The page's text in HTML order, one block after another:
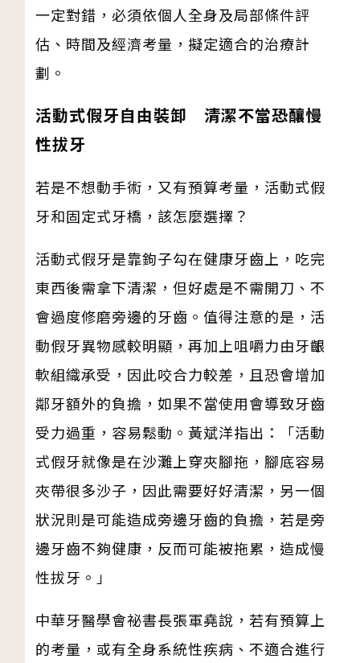
一定對錯，必須依個人全身及局部條件評
估、時間及經濟考量，擬定適合的治療計
劃。
活動式假牙自由裝卸 清潔不當恐釀慢
性拔牙
若是不想動手術，又有預算考量，活動式假
牙和固定式牙橋，該怎麼選擇？
活動式假牙是靠鉤子勾在健康牙齒上，吃完
東西後需拿下清潔，但好處是不需開刀、不
會過度修磨旁邊的牙齒。值得注意的是，活
動假牙異物感較明顯，再加上咀嚼力由牙齦
軟組織承受，因此咬合力較差，且恐會增加
鄰牙額外的負擔，如果不當使用會導致牙齒
受力過重，容易鬆動。黃斌洋指出：「活動
式假牙就像是在沙灘上穿夾腳拖，腳底容易
夾帶很多沙子，因此需要好好清潔，另一個
狀況則是可能造成旁邊牙齒的負擔，若是旁
邊牙齒不夠健康，反而可能被拖累，造成慢
性拔牙。」
中華牙醫學會祕書長張軍堯說，若有預算上
的考量，或有全身系統性疾病、不適合進行